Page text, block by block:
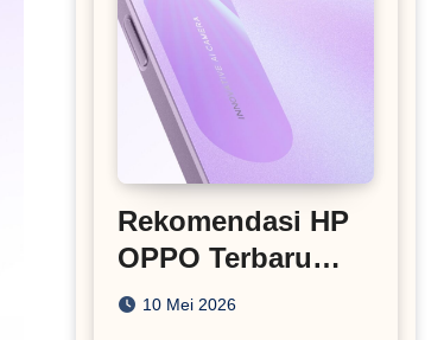
Rekomendasi HP
OPPO Terbaru
Harga di Bawah 5
10 Mei 2026